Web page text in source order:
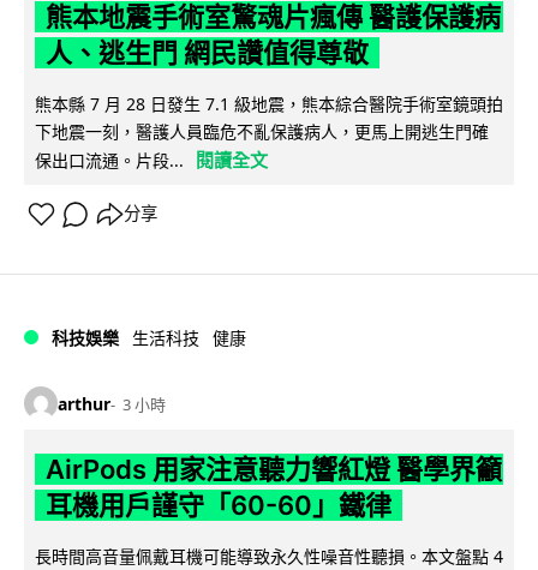
熊本地震手術室驚魂片瘋傳 醫護保護病
人、逃生門 網民讚值得尊敬
熊本縣 7 月 28 日發生 7.1 級地震，熊本綜合醫院手術室鏡頭拍
下地震一刻，醫護人員臨危不亂保護病人，更馬上開逃生門確
保出口流通。片段...
閱讀全文
分享
科技娛樂 生活科技 健康
arthur 3 小時
AirPods 用家注意聽力響紅燈 醫學界籲
耳機用戶謹守「60-60」鐵律
長時間高音量佩戴耳機可能導致永久性噪音性聽損。本文盤點 4